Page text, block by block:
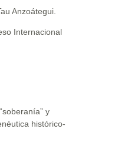
Anzoátegui.
Internacional
y
histórico-